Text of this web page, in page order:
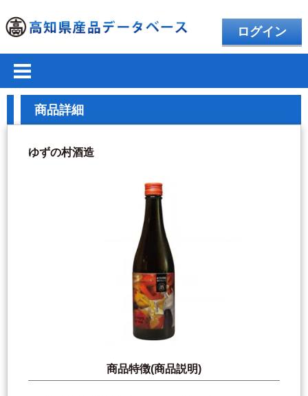
ログイン
商品詳細
ゆずの村酒造
商品特徴(商品説明)